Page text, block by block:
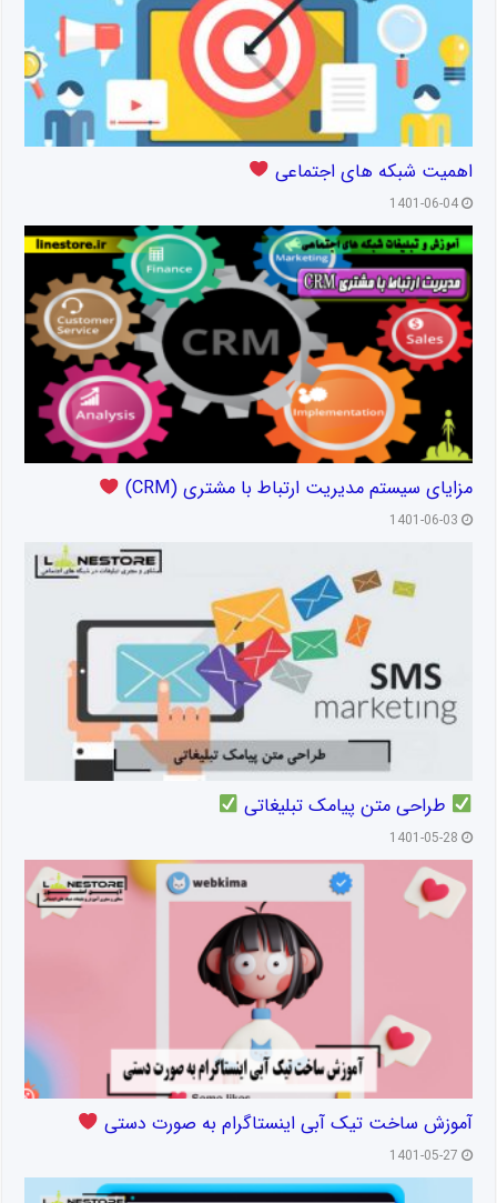
اهمیت شبکه های اجتماعی
1401-06-04
مزایای سیستم مدیریت ارتباط با مشتری (CRM)
1401-06-03
طراحی متن پیامک تبلیغاتی
1401-05-28
آموزش ساخت تیک آبی اینستاگرام به صورت دستی
1401-05-27